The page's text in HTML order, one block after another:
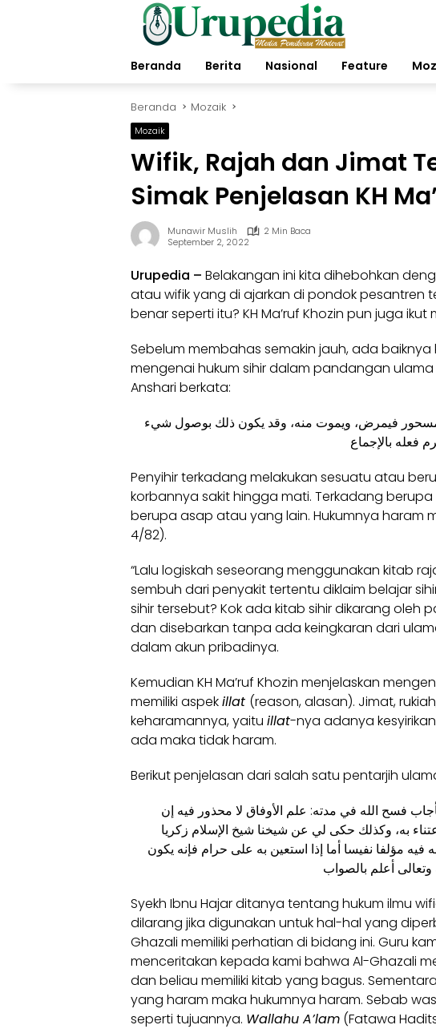
Beranda
Berita Nasional Feature
Beranda Mozaik
Mozaik
Wifik, Rajah dan Jimat
Simak Penjelasan KH
Munawir Muslih
2 Min Baca
September 2, 2022
Urupedia – Belakangan ini kita dihebohkan
atau wifik yang di ajarkan di pondok pesantren
benar seperti itu? KH Ma’ruf Khozin pun juga
Sebelum membahas semakin jauh, ada
mengenai hukum sihir dalam pandangan ulama
Anshari berkata:
ﻓﻴﻤﺮﺽ، ﻭﻳﻤﻮﺕ ﻣﻨﻪ، ﻭﻗﺪ ﻳﻜﻮﻥ ﺫﻟﻚ ﺑﻮﺻﻮﻝ ﺷﻲء
ﻓﻌﻠﻪ ﺑﺎﻹﺟﻤﺎﻉ
Penyihir terkadang melakukan sesuatu atau
korbannya sakit hingga mati. Terkadang
berupa asap atau yang lain. Hukumnya haram
4/82).
“Lalu logiskah seseorang menggunakan kitab
sembuh dari penyakit tertentu diklaim belajar
sihir tersebut? Kok ada kitab sihir dikarang oleh
dan disebarkan tanpa ada keingkaran dari ulama
dalam akun pribadinya.
Kemudian KH Ma’ruf Khozin menjelaskan
memiliki aspekillat (reason, alasan). Jimat,
keharamannya, yaitu illat-nya adanya
ada maka tidak haram.
Berikut penjelasan dari salah satu pentarjih
ﻓﺴﺢ اﻟﻠﻪ ﻓﻲ ﻣﺪﺗﻪ: ﻋﻠﻢ اﻷﻭﻓﺎﻕ ﻻ ﻣﺤﺬﻭﺭ ﻓﻴﻪ ﺇﻥ
ﺑﻪ، ﻭﻛﺬﻟﻚ ﺣﻜﻰ ﻟﻲ ﻋﻦ ﺷﻴﺨﻨﺎ ﺷﻴﺦ اﻹﺳﻼﻡ ﺯﻛﺮﻳﺎ
ﻣﺆﻟﻔﺎ ﻧﻔﻴﺴﺎ ﺃﻣﺎ ﺇﺫا اﺳﺘﻌﻴﻦ ﺑﻪ ﻋﻠﻰ ﺣﺮاﻡ ﻓﺈﻧﻪ ﻳﻜﻮﻥ
Syekh Ibnu Hajar ditanya tentang hukum ilmu
dilarang jika digunakan untuk hal-hal yang
Ghazali memiliki perhatian di bidang ini. Guru
menceritakan kepada kami bahwa Al-Ghazali
dan beliau memiliki kitab yang bagus.
yang haram maka hukumnya haram. Sebab
seperti tujuannya. Wallahu A’lam (Fatawa